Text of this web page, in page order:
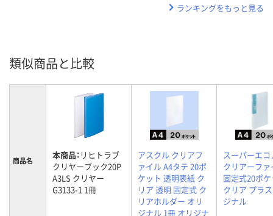
ランキングをもっと見る
類似商品と比較
商品名 本商品： リヒトラブ
クリヤーブック20P
A3LS クリヤー
G3133-1 1冊
アスクル クリアフ
ァイル A4タテ 20ポ
ケット 透明表紙 ク
リア 透明 固定式 ク
リアホルダー オリ
ジナル 1冊 オリジナ
スーパーエ
クリアーファ
固定式20ポ
クリア プラ
ジナル